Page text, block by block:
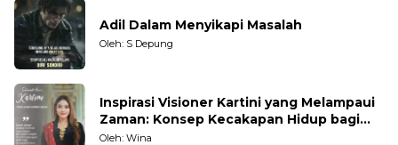
Adil Dalam Menyikapi Masalah
Oleh: S Depung
Inspirasi Visioner Kartini yang Melampaui
Zaman: Konsep Kecakapan Hidup bagi
Generasi Muda
Oleh: Wina